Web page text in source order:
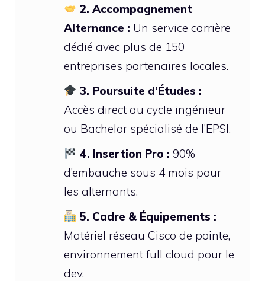
2. Accompagnement
Alternance : Un service carrière
dédié avec plus de 150
entreprises partenaires locales.
3. Poursuite d’Études :
Accès direct au cycle ingénieur
ou Bachelor spécialisé de l’EPSI.
4. Insertion Pro : 90%
d’embauche sous 4 mois pour
les alternants.
5. Cadre & Équipements :
Matériel réseau Cisco de pointe,
environnement full cloud pour le
dev.